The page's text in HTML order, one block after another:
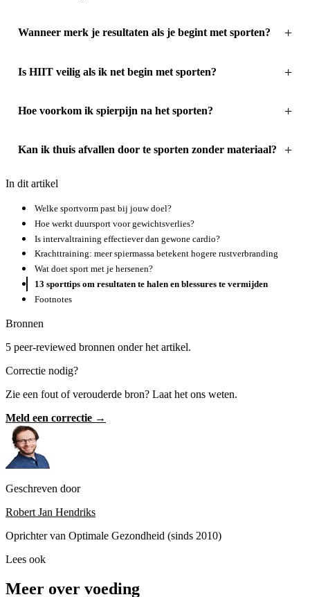
Wanneer merk je resultaten als je begint met sporten?
Is HIIT veilig als ik net begin met sporten?
Hoe voorkom ik spierpijn na het sporten?
Kan ik thuis afvallen door te sporten zonder materiaal?
In dit artikel
Welke sportvorm past bij jouw doel?
Hoe werkt duursport voor gewichtsverlies?
Is intervaltraining effectiever dan gewone cardio?
Krachttraining: meer spiermassa betekent hogere rustverbranding
Wat doet sport met je hersenen?
13 sporttips om resultaten te halen en blessures te vermijden
Footnotes
Bronnen
5 peer-reviewed bronnen onder het artikel.
Correctie nodig?
Zie een fout of verouderde bron? Laat het ons weten.
Meld een correctie →
Geschreven door
Robert Jan Hendriks
Oprichter van Optimale Gezondheid (sinds 2010)
Lees ook
Meer over voeding